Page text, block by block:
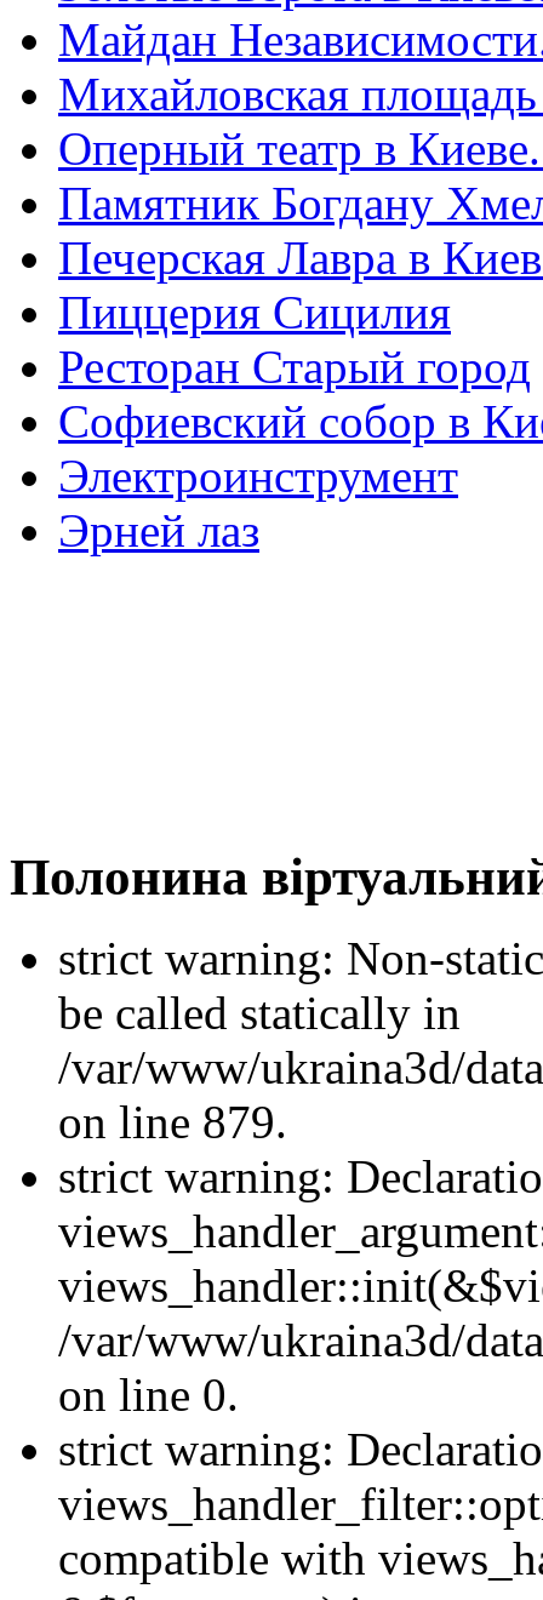
Майдан
Михайловская
Оперный театр в
Памятник Богдану
Печерская Лавра в
Пиццерия Сицилия
Ресторан Старый город
Софиевский собор в
Электроинструмент
Эрней лаз
Полонина
strict warning: Non-
be called statically in
/var/www/ukraina3d/
on line 879.
strict warning:
/var/www/ukraina3d/
on line 0.
strict warning:
compatible with